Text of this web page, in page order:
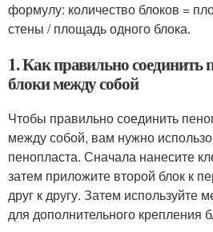
формулу: количество блоков =
стены / площадь одного блока.
1. Как правильно соединить
блоки между собой
Чтобы правильно соединить
между собой, вам нужно
пенопласта. Сначала нанесите
затем приложите второй блок к
друг к другу. Затем используйте
для дополнительного крепления